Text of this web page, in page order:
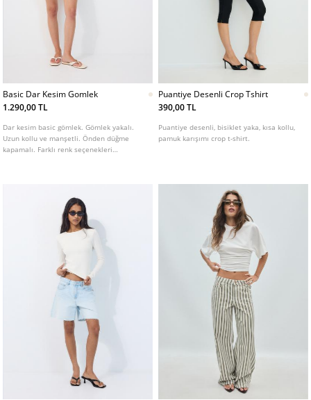
Basic Dar Kesim Gomlek
1.290,00 TL
Dar kesim basic gömlek. Gömlek yakalı.
Uzun kollu ve manşetli. Önden düğme
kapamalı. Farklı renk seçenekleri
Puantiye Desenli Crop Tshirt
390,00 TL
Puantiye desenli, bisiklet yaka, kısa kollu,
pamuk karışımı crop t-shirt.